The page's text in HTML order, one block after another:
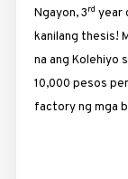
Ngayon, 3rd year
kanilang thesis!
na ang Kolehiyo
10,000 pesos
factory ng mga